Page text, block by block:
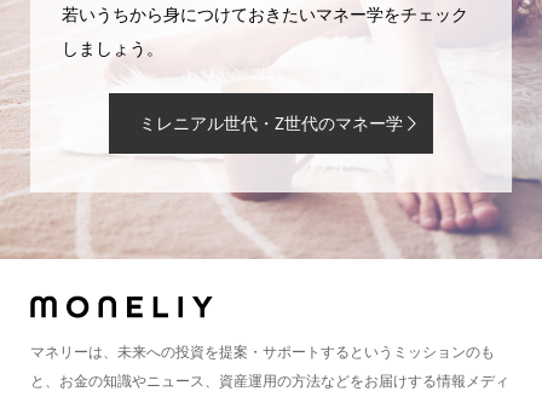
若いうちから身につけておきたいマネー学をチェック
しましょう。
ミレニアル世代・Z世代のマネー学
マネリーは、未来への投資を提案・サポートするというミッションのも
と、お金の知識やニュース、資産運用の方法などをお届けする情報メディ